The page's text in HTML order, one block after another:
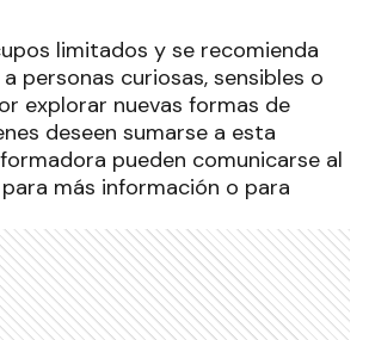
limitados y se recomienda
personas curiosas, sensibles o
explorar nuevas formas de
deseen sumarse a esta
pueden comunicarse al
más información o para